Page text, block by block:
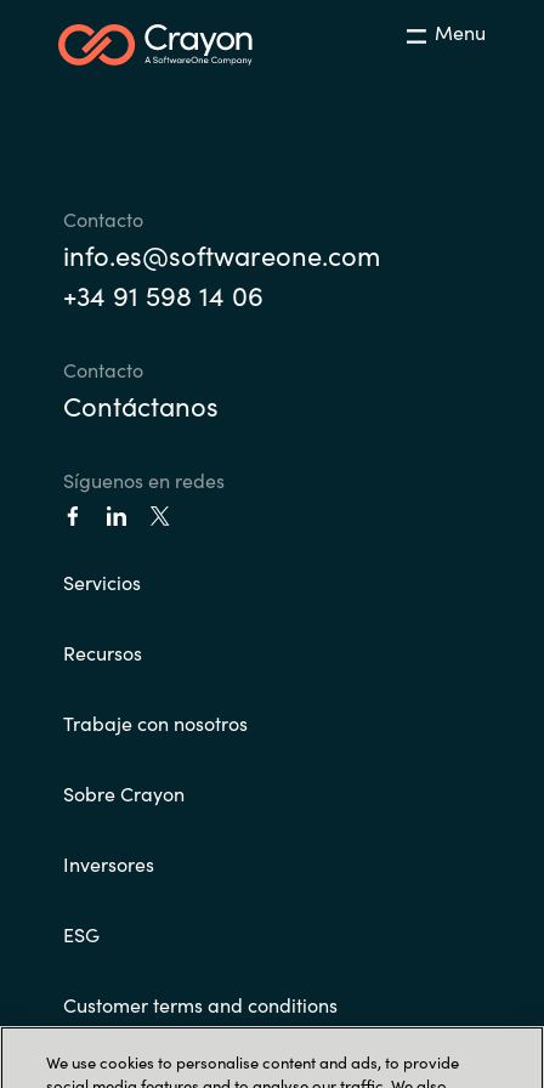
India
Latvia
Middle East
Philippines
Serbia
Menu
Contacto
info.es@softwareone.com
+34 91 598 14 06
Contacto
Contáctanos
Síguenos en redes
Servicios
Recursos
Trabaje con nosotros
Sobre Crayon
Inversores
ESG
Customer terms and conditions
We use cookies to personalise content and ads, to provide